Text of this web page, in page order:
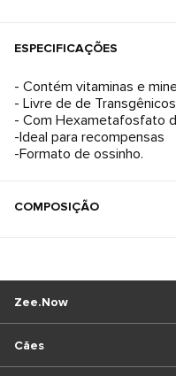
ESPECIFICAÇÕES
- Contém vitaminas e
- Livre de de Transgênicos
- Com Hexametafosfato
-Ideal para recompensas
-Formato de ossinho.
COMPOSIÇÃO
Cães
Zee.Now